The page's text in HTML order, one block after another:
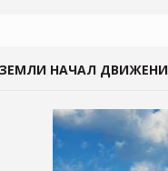
НАЧАЛ